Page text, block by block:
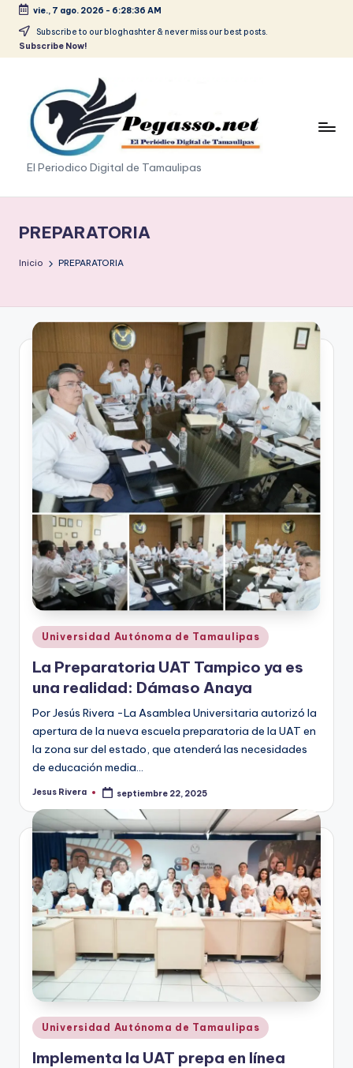
Saltar
vie., 7 ago. 2026 - 6:28:37 AM
Subscribe to our bloghashter & never miss our best posts.
Subscribe Now!
p
e
g
s
.
e
s
El Periodico Digital de Tamaulipas
PREPARATORIA
Inicio PREPARATORIA
Publicado
en
Universidad Autónoma de Tamaulipas
La Preparatoria UAT Tampico ya es
una realidad: Dámaso Anaya
Por Jesús Rivera -La Asamblea Universitaria autorizó la
apertura de la nueva escuela preparatoria de la UAT en
la zona sur del estado, que atenderá las necesidades
de educación media…
Publicado
Jesus Rivera septiembre 22, 2025
Publicado
en
Universidad Autónoma de Tamaulipas
Implementa la UAT prepa en línea